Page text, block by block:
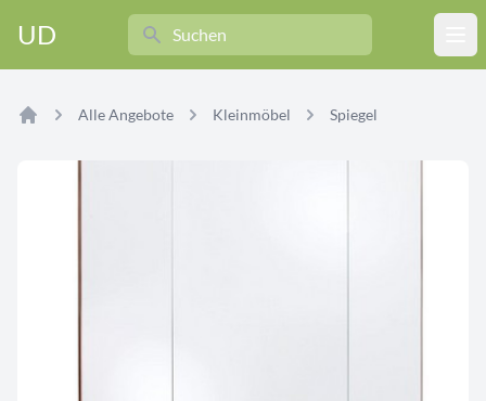
UD
Search
Alle Angebote Kleinmöbel Spiegel